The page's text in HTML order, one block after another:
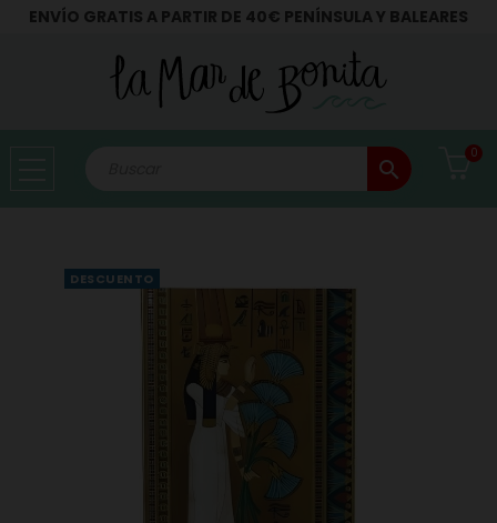
ENVÍO GRATIS A PARTIR DE 40€ PENÍNSULA Y BALEARES
search
0
DESCUENTO